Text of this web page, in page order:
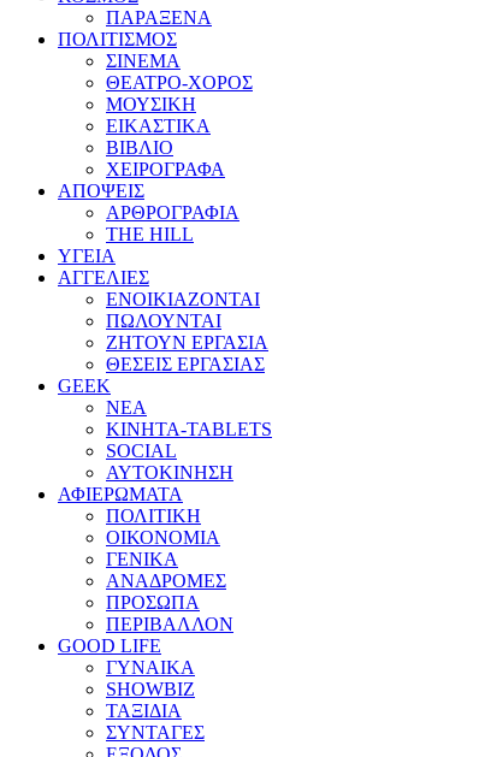
ΠΑΡΑΞΕΝΑ
ΠΟΛΙΤΙΣΜΟΣ
ΣΙΝΕΜΑ
ΘΕΑΤΡΟ-ΧΟΡΟΣ
ΜΟΥΣΙΚΗ
ΕΙΚΑΣΤΙΚΑ
ΒΙΒΛΙΟ
ΧΕΙΡΟΓΡΑΦΑ
ΑΠΟΨΕΙΣ
ΑΡΘΡΟΓΡΑΦΙΑ
THE HILL
ΥΓΕΙΑ
ΑΓΓΕΛΙΕΣ
ΕΝΟΙΚΙΑΖΟΝΤΑΙ
ΠΩΛΟΥΝΤΑΙ
ΖΗΤΟΥΝ ΕΡΓΑΣΙΑ
ΘΕΣΕΙΣ ΕΡΓΑΣΙΑΣ
GEEK
ΝΕΑ
ΚΙΝΗΤΑ-TABLETS
SOCIAL
ΑΥΤΟΚΙΝΗΣΗ
ΑΦΙΕΡΩΜΑΤΑ
ΠΟΛΙΤΙΚΗ
ΟΙΚΟΝΟΜΙΑ
ΓΕΝΙΚΑ
ΑΝΑΔΡΟΜΕΣ
ΠΡΟΣΩΠΑ
ΠΕΡΙΒΑΛΛΟΝ
GOOD LIFE
ΓΥΝΑΙΚΑ
SHOWBIZ
ΤΑΞΙΔΙΑ
ΣΥΝΤΑΓΕΣ